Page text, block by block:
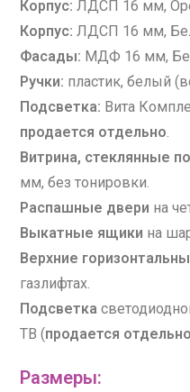
Корпус: ЛДСП 16 мм,
Корпус: ЛДСП 16 мм,
Фасады: МДФ 16 мм,
Ручки: пластик, белый
Подсветка: Вита
продается отдельно.
Витрина, стеклянные
мм, без тонировки.
Распашные двери на
Выкатные ящики на
Верхние
газлифтах.
Подсветка
ТВ (продается
Размеры: